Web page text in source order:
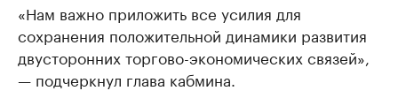
«Нам важно приложить все усилия для
сохранения положительной динамики развития
двусторонних торгово-экономических связей»,
— подчеркнул глава кабмина.